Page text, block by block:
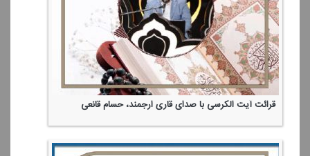
قرائت آیت الكرسی با صدای قاری ارجمند، حسام قانعی